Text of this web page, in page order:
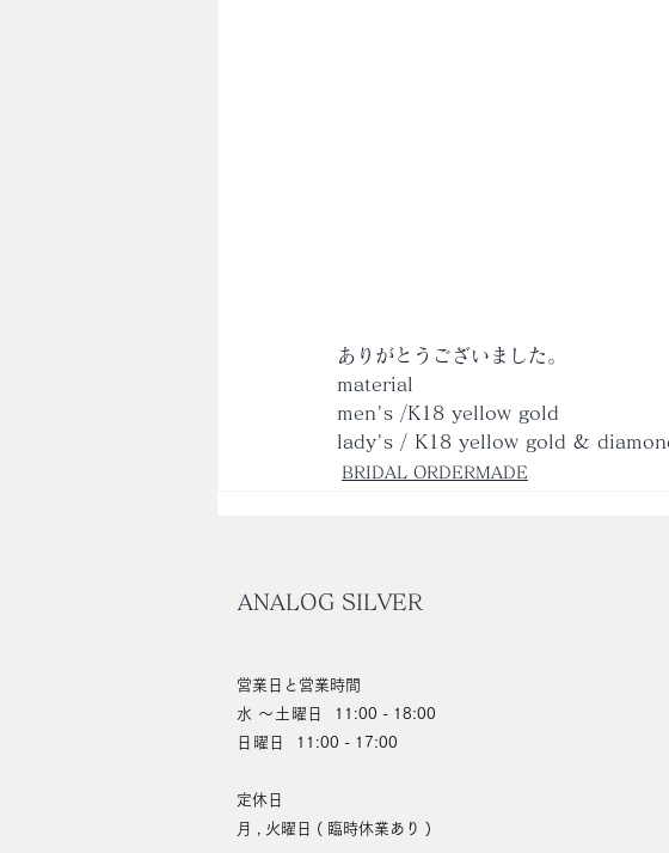
ありがとうございました。
material
men's /K18 yellow gold
lady's / K18 yellow gold &
BRIDAL ORDERMADE
営業日と営業時間
水 ～土曜日
11:00 - 18:00
日曜日
11:00 - 17:00
定休日
月 , 火曜日 ( 臨時休業あり )
ANALOG SILVER